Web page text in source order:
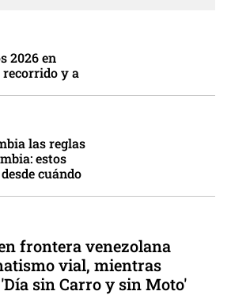
2026 en
y a
las reglas
estos
cuándo
frontera venezolana
vial, mientras
sin Carro y sin Moto'